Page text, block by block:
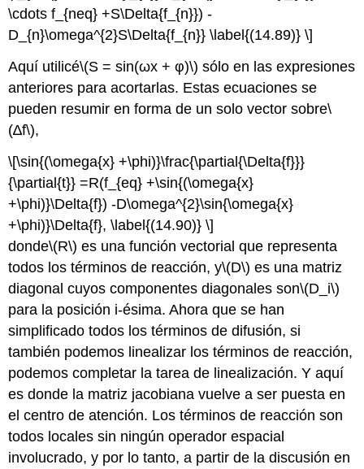
\cdots f_{neq} +S\Delta{f_{n}}) -
D_{n}\omega^{2}S\Delta{f_{n}} \label{(14.89)} \]
Aquí utilicé\(S = sin(ωx + φ)\) sólo en las expresiones
anteriores para acortarlas. Estas ecuaciones se
pueden resumir en forma de un solo vector sobre\
(∆f\),
\[\sin{(\omega{x} +\phi)}\frac{\partial{\Delta{f}}}
{\partial{t}} =R(f_{eq} +\sin{(\omega{x}
+\phi)}\Delta{f}) -D\omega^{2}\sin{\omega{x}
+\phi)}\Delta{f}, \label{(14.90)} \]
donde\(R\) es una función vectorial que representa
todos los términos de reacción, y\(D\) es una matriz
diagonal cuyos componentes diagonales son\(D_i\)
para la posición i-ésima. Ahora que se han
simplificado todos los términos de difusión, si
también podemos linealizar los términos de reacción,
podemos completar la tarea de linealización. Y aquí
es donde la matriz jacobiana vuelve a ser puesta en
el centro de atención. Los términos de reacción son
todos locales sin ningún operador espacial
involucrado, y por lo tanto, a partir de la discusión en